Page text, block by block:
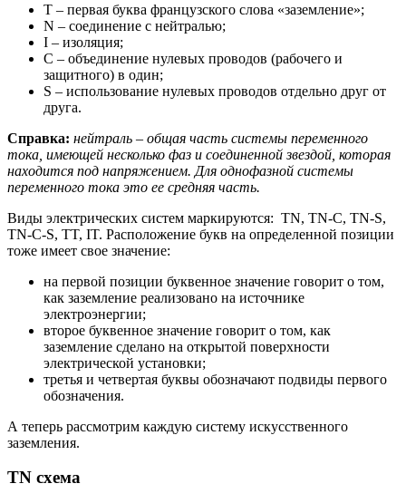
T – первая буква французского слова «заземление»;
N – соединение с нейтралью;
I – изоляция;
C – объединение нулевых проводов (рабочего и
защитного) в один;
S – использование нулевых проводов отдельно друг от
друга.
Справка: нейтраль – общая часть системы переменного
тока, имеющей несколько фаз и соединенной звездой, которая
находится под напряжением. Для однофазной системы
переменного тока это ее средняя часть.
Виды электрических систем маркируются: TN, TN-C, TN-S,
TN-C-S, TT, IT. Расположение букв на определенной позиции
тоже имеет свое значение:
на первой позиции буквенное значение говорит о том,
как заземление реализовано на источнике
электроэнергии;
второе буквенное значение говорит о том, как
заземление сделано на открытой поверхности
электрической установки;
третья и четвертая буквы обозначают подвиды первого
обозначения.
А теперь рассмотрим каждую систему искусственного
заземления.
TN схема